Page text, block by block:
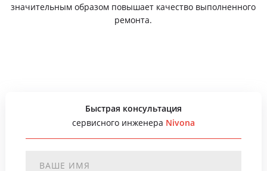
значительным образом повышает качество выполненного
ремонта.
Быстрая консультация
сервисного инженера Nivona